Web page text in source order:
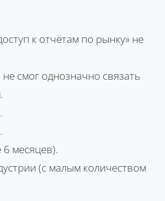
к отчётам по рынку» не
смог однозначно связать
месяцев).
(с малым количеством